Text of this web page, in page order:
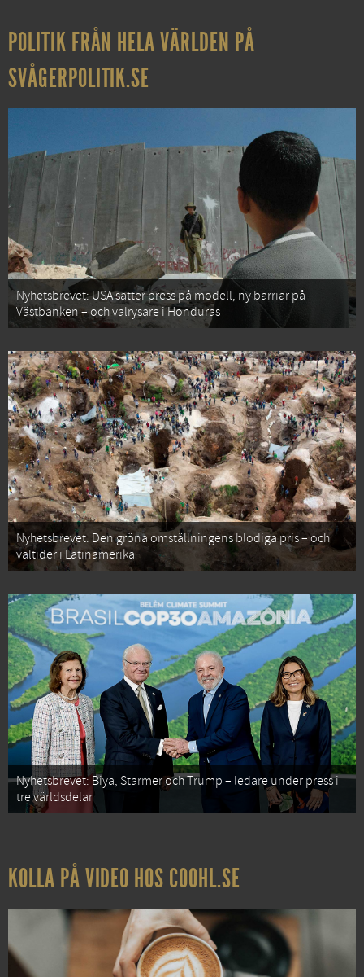
POLITIK FRÅN HELA VÄRLDEN PÅ
SVÅGERPOLITIK.SE
Nyhetsbrevet: USA sätter press på modell, ny barriär på
Västbanken – och valrysare i Honduras
Nyhetsbrevet: Den gröna omställningens blodiga pris – och
valtider i Latinamerika
Nyhetsbrevet: Biya, Starmer och Trump – ledare under press i
tre världsdelar
KOLLA PÅ VIDEO HOS COOHL.SE